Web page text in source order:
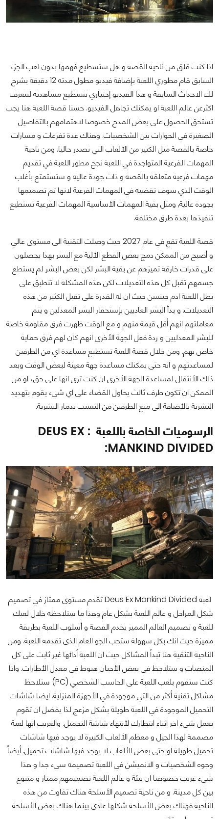
اذا كنت قلق من ناحية القصة و هل ستسطيع فهمها بدون لعب الجزء
السابق قام مطوري اللعبة بإضافة فيديو مطول مدته 12 دقيقة يشرح
لك الاحداث السابقة و هذا الفيديو إختياري تستطيع مشاهدته لتتعرف
اكثرعن عالم اللعبة او يمكنك تجاهل الفيديو. حسنا قصة اللعبة هنا يجب
تستحق الحصول على بعض المدح خصوصا لاهتمامهم بالتفاصيل
الصغيرة في الحوارات بين الشخصيات. وهناك عدة تفرعات و مسارات
خاصة بالقصة مثل الكثير من الألعاب التي تصدر حاليا. ومن ناحية
المهمات الفرعية المتواجدة في اللعبة نجح مطور اللعبة في تقديم
مهمات فرعية متعلقة بالقصة و ذات جودة عالية و ستستمتع بأغلب
الوقت الذي سوف تقضيه في المهمات الفرعية لانها تم تصميمها
بجودة عالية, ومثل بقية المهمات الأساسية المهمات الفرعية تستطيع
تنفيذها بعدة طرق مختلفة.
قصة اللعبة تقع في عام 2027 حيث وصلت التقنية الى مستوى عالي
و أصبح من الممكن دمج بعض القطع الألية مع البشر بهذا يحصلون
على قدرات خارقة تميزهم عن بقية البشر لكن بعض البشر لم يستطع
جسمهم تقبل كل هذه التعديلات لكن هذه المشكلة لا تنطبق على
بطل اللعبة ادم جينسن حيث ان له القدرة على تقبل الكثير من هذه
التعديلات. و بدأ البشر العاديين بإستحقار البشر المعدلين و يتم
معاملتهم انهم أقل قيمة منهم و مع الوقت ظهرت فرق مقاومة خاصة
للبشر المعدليين و ردة فعل الجهة الأخرى انهم كان لهم فرق حماية
خاص بهم. ومن خلال قصة اللعبة تستطيع مساعدة اي من الطرفين
لمساعدتهم و انه حتى يمكنك مساعدة جهة معينة لبعض الوقت وبعد
ذلك الأنتقال لمساعدة الجهة الأخرى ان كنت ترى انها على حق، او من
الممكن ان تكون طرف ثالث يحاول القضاء على اي شيء يقوم بتهديد
البشرية بالأضافة الى منع الطرفين من التسبب بدمار البشرية.
الرسوميات الخاصة باللعبة DEUS EX :
MANKIND DIVIDED:
لعبة Deus Ex Mankind Divided تقدم مستوى ممتاز في تصميم
شكل المراحل و عالم اللعبة بشكل عام وهذا ما ستلاحظه خلال لعبك
للعبة و تصميم العالم المميز يخدم القصة و أسلوب اللعبة بطريقة
مميزة حيث انك بكل سهولة ستحب الجو العام الذي تقدمه اللعبة. ومن
الناحية التنقية هنا تبدأ المشاكل حيث ان اللعبة أدائها غير ثابت على كل
المنصات و ستلاحظ في بعض الأحيان هبوط في معدل الأطارات. واذا
كنت ستقوم بلعب اللعبة على الحاسب الشخصي (PC) ستلاحظ
مشاكل تقنية أكثر من التي موجودة في الأجهزة المنزلية. ايضا شاشات
التحميل الموجودة في اللعبة طويلة بشكل مزعج لذا يفضل ان تقوم
بعمل شيء اخر اثناء انتظارك لأنتهاء شاشة التحميل. والغريب انها لعبة
مصممة لهذا الجيل و معظم الألعاب الكبيرة لا يوجد فيها شاشات
تحميل طويلة او حتى بعض الألعاب لا يوجد فيها شاشات تحميل. أيضاً
وجوه الشخصيات و الانميشن في اللعبة تصميمه سيء جدا و هذا
شيء غريب خصوصا ان بيئة و عالم اللعبة تصميمهم ممتاز و متنوع
بين كل مدينة. و من ناحية تصميم الأسلحة هناك تفاوت من هذه
الناحية فهناك بعض الأسلحة شكلها عادي بينما هناك بعض الأسلحة